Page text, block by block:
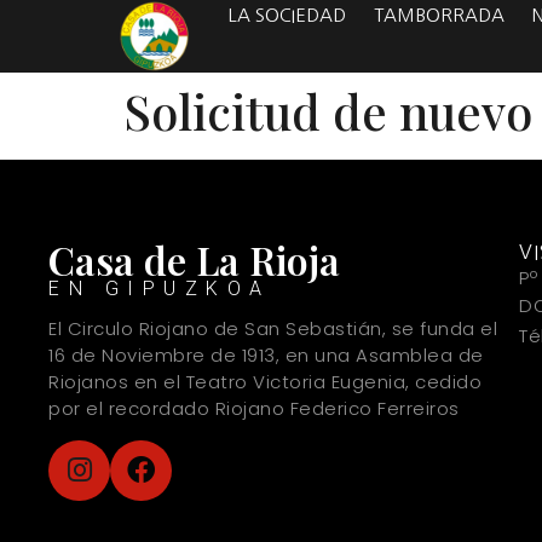
LA SOCIEDAD TAMBORRADA
Solicitud de
Casa de La Rioja
EN GIPUZKOA
El Circulo Riojano de San Sebastián, se funda el
16 de Noviembre de 1913, en una Asamblea de
Riojanos en el Teatro Victoria Eugenia, cedido
por el recordado Riojano Federico Ferreiros